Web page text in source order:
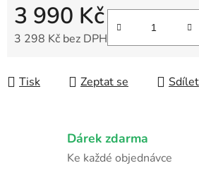
3 990 Kč
3 298 Kč bez DPH
Tisk Zeptat se Sdílet
Dárek zdarma
Ke každé objednávce